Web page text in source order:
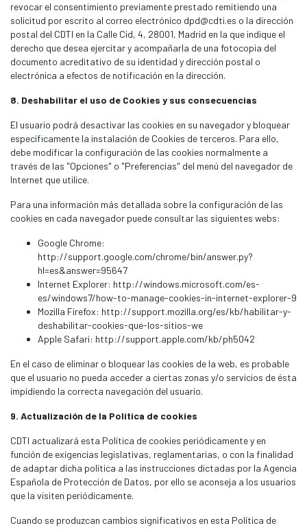
revocar el consentimiento previamente prestado remitiendo una
solicitud por escrito al correo electrónico dpd@cdti.es o la dirección
postal del CDTI en la Calle Cid, 4, 28001, Madrid en la que indique el
derecho que desea ejercitar y acompañarla de una fotocopia del
documento acreditativo de su identidad y dirección postal o
electrónica a efectos de notificación en la dirección.
8. Deshabilitar el uso de Cookies y sus consecuencias
El usuario podrá desactivar las cookies en su navegador y bloquear
específicamente la instalación de Cookies de terceros. Para ello,
debe modificar la configuración de las cookies normalmente a
través de las "Opciones" o "Preferencias" del menú del navegador de
Internet que utilice.
Para una información más detallada sobre la configuración de las
cookies en cada navegador puede consultar las siguientes webs:
Google Chrome:
http://support.google.com/chrome/bin/answer.py?
hl=es&answer=95647
Internet Explorer: http://windows.microsoft.com/es-
es/windows7/how-to-manage-cookies-in-internet-explorer-9
Mozilla Firefox: http://support.mozilla.org/es/kb/habilitar-y-
deshabilitar-cookies-que-los-sitios-we
Apple Safari: http://support.apple.com/kb/ph5042
En el caso de eliminar o bloquear las cookies de la web, es probable
que el usuario no pueda acceder a ciertas zonas y/o servicios de ésta
impidiendo la correcta navegación del usuario.
9. Actualización de la Política de cookies
CDTI actualizará esta Política de cookies periódicamente y en
función de exigencias legislativas, reglamentarias, o con la finalidad
de adaptar dicha política a las instrucciones dictadas por la Agencia
Española de Protección de Datos, por ello se aconseja a los usuarios
que la visiten periódicamente.
Cuando se produzcan cambios significativos en esta Política de